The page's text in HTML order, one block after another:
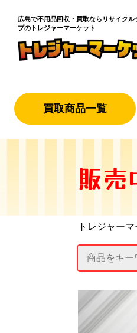
広島で不用品回収・買取なら リサイクル
プのトレジャーマーケット
買取商品一覧
販売
トレジャーマ